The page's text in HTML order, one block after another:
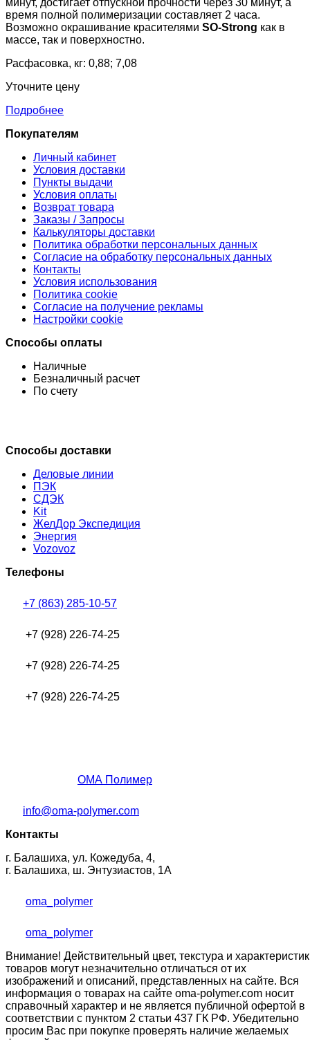
минут, достигает отпускной прочности через 30 минут, а
время полной полимеризации составляет 2 часа.
Возможно окрашивание красителями SO-Strong как в
массе, так и поверхностно.
Расфасовка, кг: 0,88; 7,08
Уточните цену
Подробнее
Покупателям
Личный кабинет
Условия доставки
Пункты выдачи
Условия оплаты
Возврат товара
Заказы / Запросы
Калькуляторы доставки
Политика обработки персональных данных
Согласие на обработку персональных данных
Контакты
Условия использования
Политика cookie
Согласие на получение рекламы
Настройки cookie
Способы оплаты
Наличные
Безналичный расчет
По счету
Способы доставки
Деловые линии
ПЭК
СДЭК
Kit
ЖелДор Экспедиция
Энергия
Vozovoz
Телефоны
+7 (863) 285-10-57
+7 (928) 226-74-25
+7 (928) 226-74-25
+7 (928) 226-74-25
ОМА Полимер
info@oma-polymer.com
Контакты
г. Балашиха, ул. Кожедуба, 4,
г. Балашиха, ш. Энтузиастов, 1А
oma_polymer
oma_polymer
Внимание! Действительный цвет, текстура и
товаров могут незначительно отличаться от их
изображений и описаний, представленных на сайте. Вся
информация о товарах на сайте oma-polymer.com носит
справочный характер и не является публичной офертой в
соответствии с пунктом 2 статьи 437 ГК РФ. Убедительно
просим Вас при покупке проверять наличие желаемых